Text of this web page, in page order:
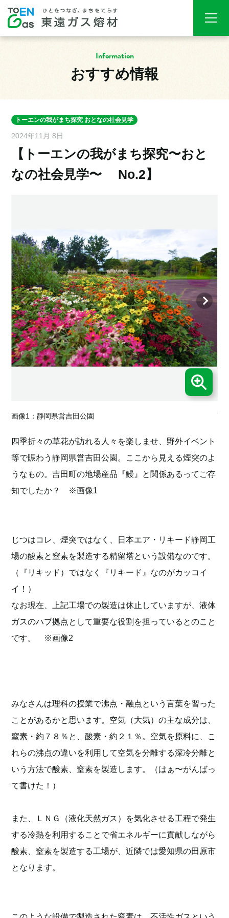
Information
おすすめ情報
トーエンの我がまち探究 おとなの社会見学
2024年11月 8日
【トーエンの我がまち探究〜おと
なの社会見学〜 No.2】
画像1：静岡県営吉田公園 画
四季折々の草花が訪れる人々を楽しませ、野外イベント
等で賑わう静岡県営吉田公園。ここから見える煙突のよ
うなもの。吉田町の地場産品『鰻』と関係あるってご存
知でしたか？ ※画像1
じつはコレ、煙突ではなく、日本エア・リキード静岡工
場の酸素と窒素を製造する精留塔という設備なのです。
（『リキッド）ではなく『リキード』なのがカッコイ
イ！）
なお現在、上記工場での製造は休止していますが、液体
ガスのハブ拠点として重要な役割を担っているとのこと
です。 ※画像2
みなさんは理科の授業で沸点・融点という言葉を習った
ことがあるかと思います。空気（大気）の主な成分は、
窒素・約７８％と、酸素・約２１％。空気を原料に、こ
れらの沸点の違いを利用して空気を分離する深冷分離と
いう方法で酸素、窒素を製造します。（はぁ〜がんばっ
て書けた！）
また、ＬＮＧ（液化天然ガス）を気化させる工程で発生
する冷熱を利用することで省エネルギーに貢献しながら
酸素、窒素を製造する工場が、近隣では愛知県の田原市
となります。